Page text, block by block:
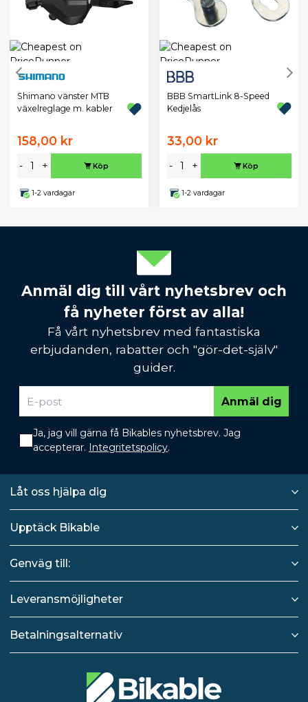
Shimano vänster MTB
växelreglage m. kabler
158,00 kr
- + Köp
1-2 vardagar
BBB SmartLink 8-Speed
Kedjelås
33,00 kr
- + Köp
1-2 vardagar
Anmäl dig till vårt nyhetsbrev och
få nyheter först av alla!
Få vårt nyhetsbrev med fantastiska
erbjudanden, rabatter och "gör-det-själv"
guider.
Anmäl dig
Ja, jag vill gärna få Bikables nyhetsbrev. Jag
accepterar. Integritetspolicy.
Låt oss hjälpa dig
Upptäck Bikable
Genväg till:
Leveransmöjligheter
Betalningsalternativ